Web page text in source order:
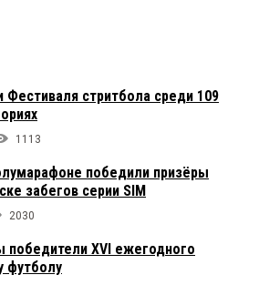
стритбола среди 109
1113
победили призёры
забегов серии SIM
2030
XVI ежегодного
футболу